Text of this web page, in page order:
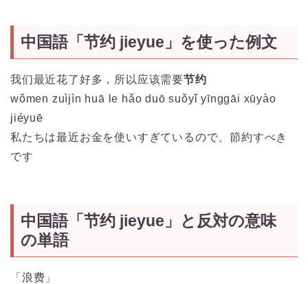
中国語「节约 jieyue」を使った例文
我们最近花了好多，所以应该需要节约
wǒmen zuìjìn huā le hǎo duō suǒyǐ yīnggāi xūyào
jiéyuē
私たちは最近お金を使いすぎているので、節約すべき
です
中国語「节约 jieyue」と反対の意味
の単語
「浪费」